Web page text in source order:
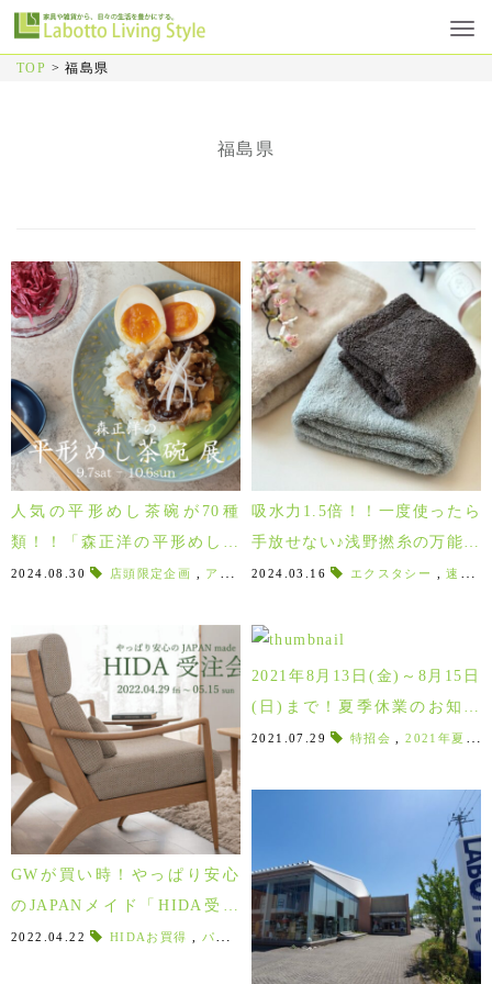
TOP >福島県
福島県
人気の平形めし茶碗が70種
類！！「森正洋の平形めし茶
碗 展 」2024年9/7～
2024.08.30 店頭限定企画 アンケートに答えて商品ゲット ,KIRIFFT
吸水力1.5倍！！一度使ったら
手放せない♪浅野撚糸の万能タ
オル「EXC エクスタシー」
2024.03.16 エクスタシー ,速乾性に優れたタオル
GWが買い時！やっぱり安心
のJAPANメイド「HIDA受注
会開催4/29～」
2022.04.22 HIDAお買得 パートナーシップ ,HIDA取扱店, 圧迫感を感
2021年8月13日(金)～8月15日
(日)まで！夏季休業のお知ら
せ！
2021.07.29 特招会 ,2021年夏